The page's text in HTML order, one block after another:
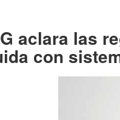
aclara las
con